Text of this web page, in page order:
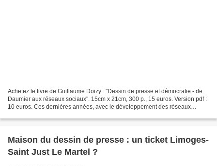
Achetez le livre de Guillaume Doizy : "Dessin de presse et démocratie - de
Daumier aux réseaux sociaux". 15cm x 21cm, 300 p., 15 euros. Version pdf :
10 euros. Ces dernières années, avec le développement des réseaux
Maison du dessin de presse : un ticket Limoges-
Saint Just Le Martel ?